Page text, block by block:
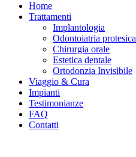
Home
Trattamenti
Implantologia
Odontoiatria protesica
Chirurgia orale
Estetica dentale
Ortodonzia Invisibile
Viaggio & Cura
Impianti
Testimonianze
FAQ
Contatti